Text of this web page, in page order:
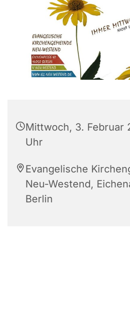
Mittwoch, 3. Februar
Uhr
Evangelische
Neu-Westend,
Berlin